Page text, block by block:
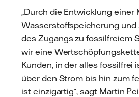
„Durch die Entwicklung einer
Wasserstoffspeicherung und
des Zugangs zu fossilfreiem
wir eine
Kunden, in der alles fossilfrei
über den Strom bis hin zum
ist einzigartig“, sagt Martin